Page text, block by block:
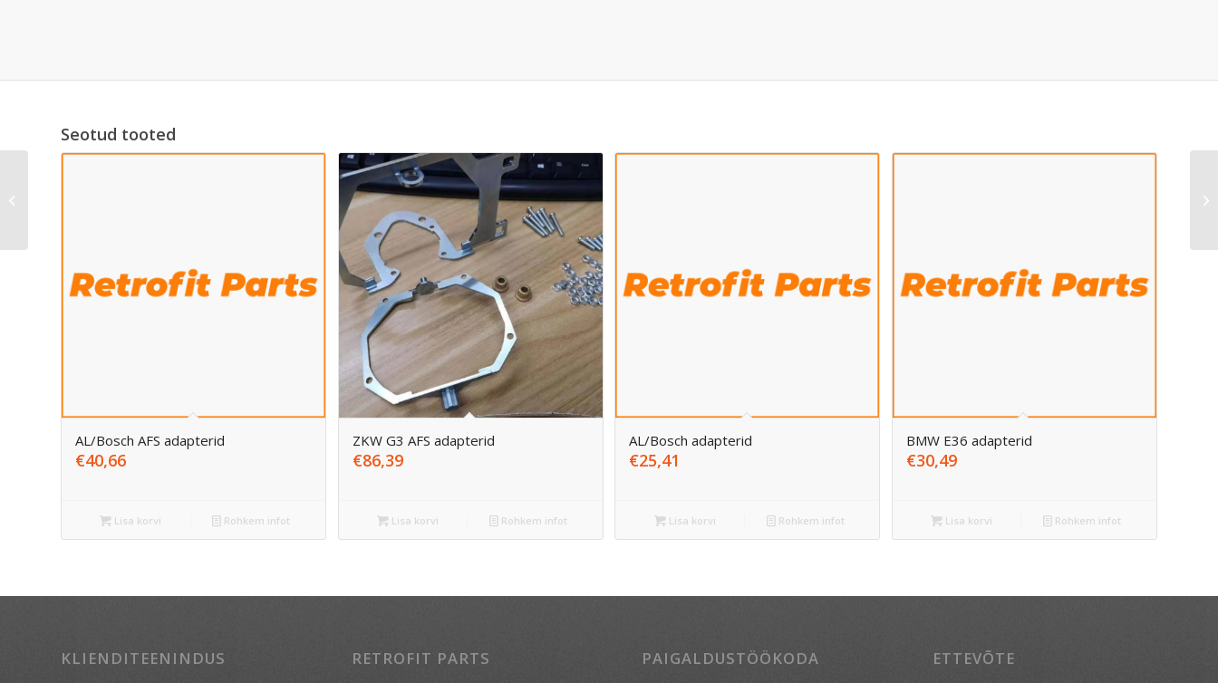
Seotud tooted
AL/Bosch AFS adapterid
€40,66
Lisa korvi Rohkem infot
ZKW G3 AFS adapterid
€86,39
Lisa korvi Rohkem infot
AL/Bosch adapterid
€25,41
Lisa korvi Rohkem infot
BMW E36 adapterid
€30,49
Lisa korvi Rohkem infot
KLIENDITEENINDUS RETROFIT PARTS PAIGALDUSTÖÖKODA ETTEVÕTE